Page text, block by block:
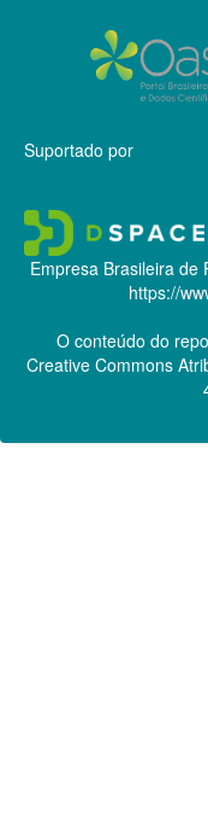
Suportado por
Empresa Brasileira de
https://
O conteúdo do
Creative Commons